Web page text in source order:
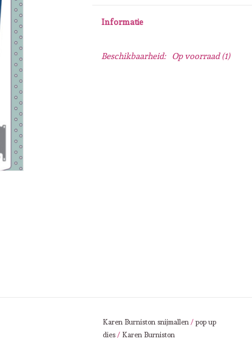
Informatie
Beschikbaarheid: Op voorraad(1)
Karen Burniston snijmallen / pop up
dies / Karen Burniston